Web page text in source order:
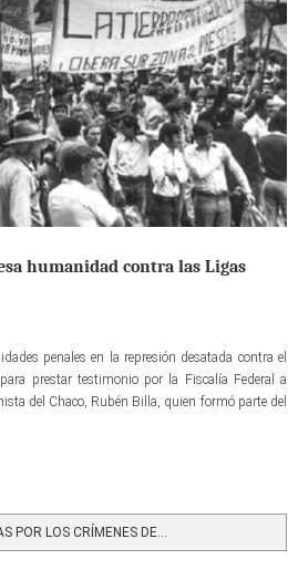
humanidad contra las Ligas
penales en la represión desatada contra el
prestar testimonio por la Fiscalía Federal a
del Chaco, Rubén Billa, quien formó parte del
POR LOS CRÍMENES DE...